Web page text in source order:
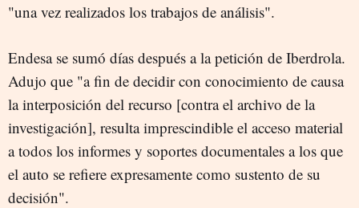
"una vez realizados los trabajos de análisis".
Endesa se sumó días después a la petición de Iberdrola.
Adujo que "a fin de decidir con conocimiento de causa
la interposición del recurso [contra el archivo de la
investigación], resulta imprescindible el acceso material
a todos los informes y soportes documentales a los que
el auto se refiere expresamente como sustento de su
decisión".